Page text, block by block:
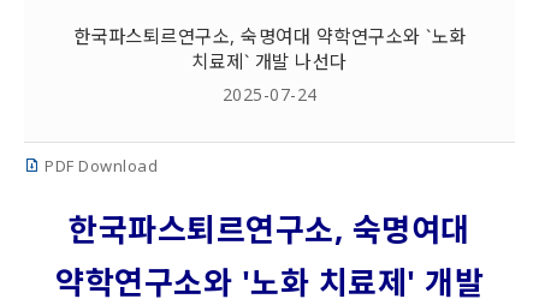
한국파스퇴르연구소, 숙명여대 약학연구소와 `노화
치료제` 개발 나선다
2025-07-24
PDF Download
한국파스퇴르연구소, 숙명여대
약학연구소와 '노화 치료제' 개발